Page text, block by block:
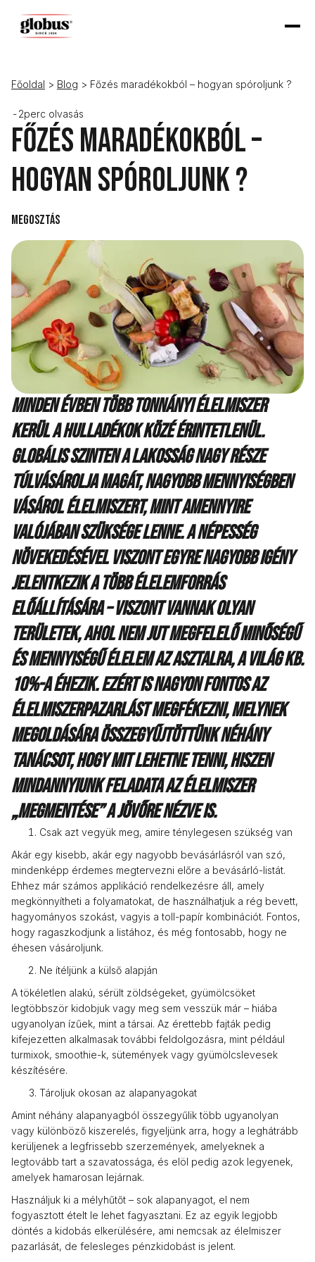
Főoldal > Blog > Főzés maradékokból – hogyan spóroljunk ?
-2perc olvasás
Főzés maradékokból –
hogyan spóroljunk ?
Megosztás
Minden évben több tonnányi élelmiszer
kerül a hulladékok közé érintetlenül.
Globális szinten a lakosság nagy része
túlvásárolja magát, nagyobb mennyiségben
vásárol élelmiszert, mint amennyire
valójában szüksége lenne. A népesség
növekedésével viszont egyre nagyobb igény
jelentkezik a több élelemforrás
előállítására – viszont vannak olyan
területek, ahol nem jut megfelelő minőségű
és mennyiségű élelem az asztalra, a világ kb.
10%-a éhezik. Ezért is nagyon fontos az
élelmiszerpazarlást megfékezni, melynek
megoldására összegyűjtöttünk néhány
tanácsot, hogy mit lehetne tenni, hiszen
mindannyiunk feladata az élelmiszer
„megmentése” a jövőre nézve is.
Csak azt vegyük meg, amire ténylegesen szükség van
Akár egy kisebb, akár egy nagyobb bevásárlásról van szó,
mindenképp érdemes megtervezni előre a bevásárló-listát.
Ehhez már számos applikáció rendelkezésre áll, amely
megkönnyítheti a folyamatokat, de használhatjuk a rég bevett,
hagyományos szokást, vagyis a toll-papír kombinációt. Fontos,
hogy ragaszkodjunk a listához, és még fontosabb, hogy ne
éhesen vásároljunk.
Ne ítéljünk a külső alapján
A tökéletlen alakú, sérült zöldségeket, gyümölcsöket
legtöbbször kidobjuk vagy meg sem vesszük már – hiába
ugyanolyan ízűek, mint a társai. Az érettebb fajták pedig
kifejezetten alkalmasak további feldolgozásra, mint például
turmixok, smoothie-k, sütemények vagy gyümölcslevesek
készítésére.
Tároljuk okosan az alapanyagokat
Amint néhány alapanyagból összegyűlik több ugyanolyan
vagy különböző kiszerelés, figyeljünk arra, hogy a leghátrább
kerüljenek a legfrissebb szerzemények, amelyeknek a
legtovább tart a szavatossága, és elöl pedig azok legyenek,
amelyek hamarosan lejárnak.
Használjuk ki a mélyhűtőt – sok alapanyagot, el nem
fogyasztott ételt le lehet fagyasztani. Ez az egyik legjobb
döntés a kidobás elkerülésére, ami nemcsak az élelmiszer
pazarlását, de felesleges pénzkidobást is jelent.